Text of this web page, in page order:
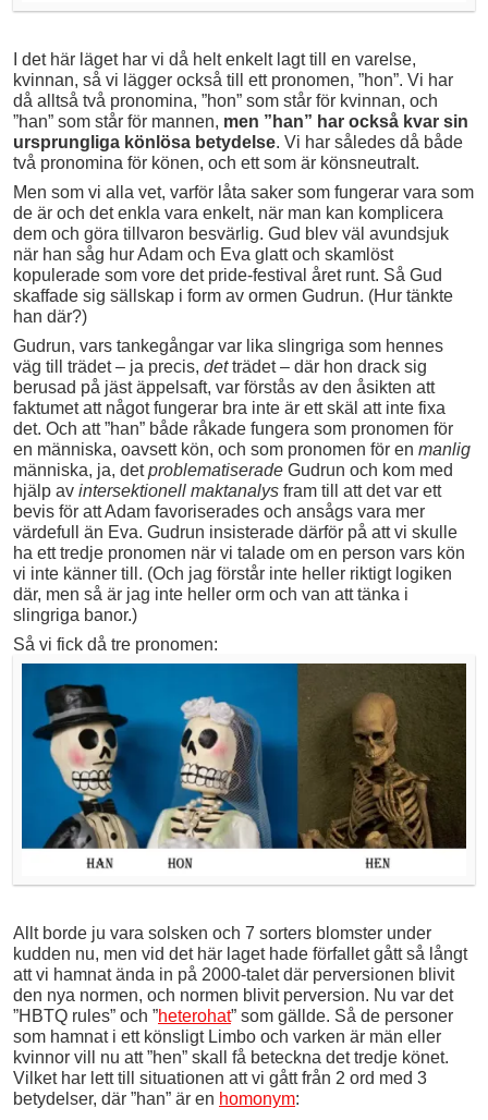
I det här läget har vi då helt enkelt lagt till en varelse,
kvinnan, så vi lägger också till ett pronomen, ”hon”. Vi har
då alltså två pronomina, ”hon” som står för kvinnan, och
”han” som står för mannen, men ”han” har också kvar sin
ursprungliga könlösa betydelse. Vi har således då både
två pronomina för könen, och ett som är könsneutralt.
Men som vi alla vet, varför låta saker som fungerar vara som
de är och det enkla vara enkelt, när man kan komplicera
dem och göra tillvaron besvärlig. Gud blev väl avundsjuk
när han såg hur Adam och Eva glatt och skamlöst
kopulerade som vore det pride-festival året runt. Så Gud
skaffade sig sällskap i form av ormen Gudrun. (Hur tänkte
han där?)
Gudrun, vars tankegångar var lika slingriga som hennes
väg till trädet – ja precis, detträdet – där hon drack sig
berusad på jäst äppelsaft, var förstås av den åsikten att
faktumet att något fungerar bra inte är ett skäl att inte fixa
det. Och att ”han” både råkade fungera som pronomen för
en människa, oavsett kön, och som pronomen för en manlig
människa, ja, detproblematiserade Gudrun och kom med
hjälp av intersektionell maktanalys fram till att det var ett
bevis för att Adam favoriserades och ansågs vara mer
värdefull än Eva. Gudrun insisterade därför på att vi skulle
ha ett tredje pronomen när vi talade om en person vars kön
vi inte känner till. (Och jag förstår inte heller riktigt logiken
där, men så är jag inte heller orm och van att tänka i
slingriga banor.)
Så vi fick då tre pronomen:
Allt borde ju vara solsken och 7 sorters blomster under
kudden nu, men vid det här laget hade förfallet gått så långt
att vi hamnat ända in på 2000-talet där perversionen blivit
den nya normen, och normen blivit perversion. Nu var det
”HBTQ rules” och ”heterohat” som gällde. Så de personer
som hamnat i ett könsligt Limbo och varken är män eller
kvinnor vill nu att ”hen” skall få beteckna det tredje könet.
Vilket har lett till situationen att vi gått från 2 ord med 3
betydelser, där ”han” är en homonym: